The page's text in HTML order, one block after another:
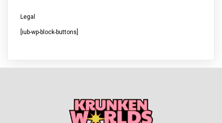
Legal
[iub-wp-block-buttons]